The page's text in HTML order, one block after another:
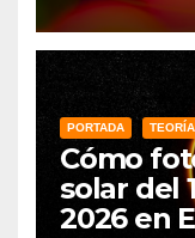
PORTADA TEORÍA
Cómo
solar del
2026 en